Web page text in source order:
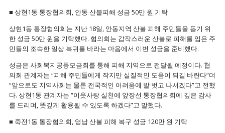
■ 상현1동 통장협의회, 안동 산불피해 성금 50만 원 기탁
상현1동 통장협의회는 지난 18일, 안동지역 산불 피해 주민들을 돕기 위
한 성금 50만 원을 기탁했다. 협의회는 갑작스러운 산불로 피해를 입은 주
민들의 조속한 일상 복귀를 바라는 마음에서 이번 성금을 준비했다.
성금은 사회복지공동모금회를 통해 피해 지역으로 전달될 예정이다. 협
의회 관계자는 “피해 주민들에게 작지만 실질적인 도움이 되길 바란다”며
“앞으로도 지역사회는 물론 전국적인 어려움에 발 벗고 나서겠다”고 전했
다. 상현1동 관계자는 “이웃사랑 실천에 앞장선 통장협의회에 깊은 감사
를 드리며, 뜻깊게 활용될 수 있도록 하겠다”고 말했다.
■ 죽전1동 통장협의회, 영남 산불 피해 복구 성금 120만 원 기탁